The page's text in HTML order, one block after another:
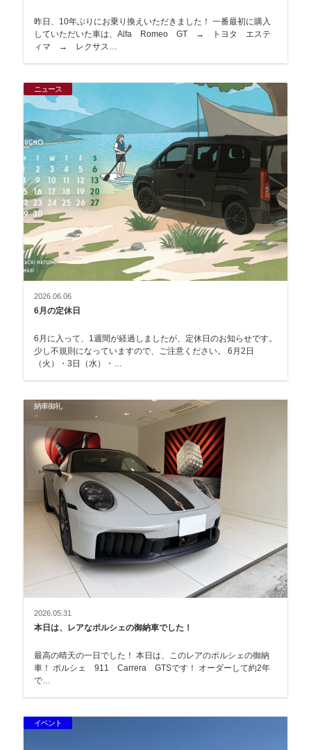
昨日、10年ぶりにお乗り換えいただきました！ 一番最初に購入
していただいた車は、Alfa Romeo GT → トヨタ エステ
ィマ → レクサス…
ニュース
2026.06.06
6月の定休日
6月に入って、1週間が経過しましたが、定休日のお知らせです。
少し不規則になっていますので、ご注意ください。 6月2日
（火）・3日（水）・…
納車御礼
2026.05.31
本日は、レアなポルシェの御納車でした！
最高の晴天の一日でした！ 本日は、このレアのポルシェの御納
車！ ポルシェ 911 Carrera GTSです！ オーダーして約2年
で…
イベント